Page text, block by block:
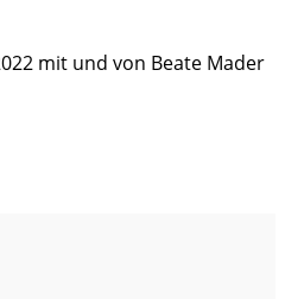
mit und von Beate Mader